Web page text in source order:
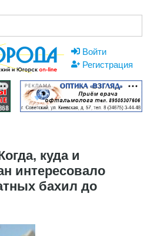
Войти
Регистрация
РЕКЛАМА
куда и
интересовало
бахил до